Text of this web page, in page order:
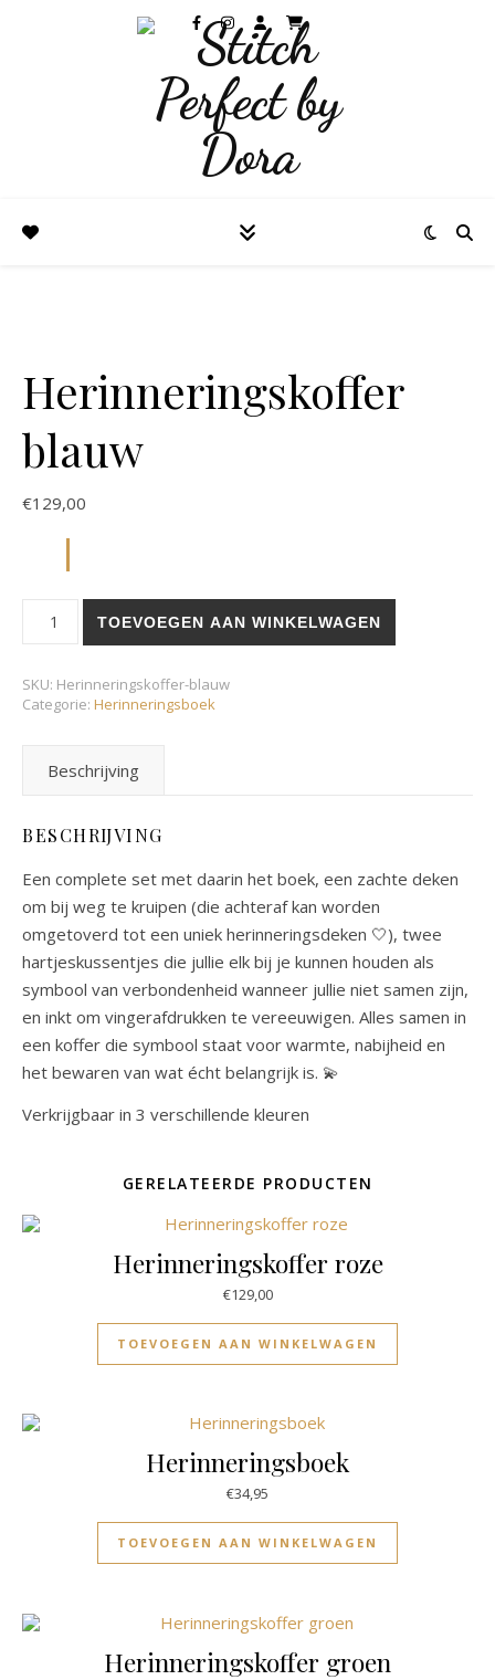
Herinneringskoffer
blauw
€129,00
TOEVOEGEN AAN WINKELWAGEN
SKU: Herinneringskoffer-blauw
Categorie: Herinneringsboek
Beschrijving
BESCHRIJVING
Een complete set met daarin het boek, een zachte deken
om bij weg te kruipen (die achteraf kan worden
omgetoverd tot een uniek herinneringsdeken 🤍), twee
hartjeskussentjes die jullie elk bij je kunnen houden als
symbool van verbondenheid wanneer jullie niet samen zijn,
en inkt om vingerafdrukken te vereeuwigen. Alles samen in
een koffer die symbool staat voor warmte, nabijheid en
het bewaren van wat écht belangrijk is. 💫
Verkrijgbaar in 3 verschillende kleuren
GERELATEERDE PRODUCTEN
Herinneringskoffer roze
€129,00
TOEVOEGEN AAN WINKELWAGEN
Herinneringsboek
€34,95
TOEVOEGEN AAN WINKELWAGEN
Herinneringskoffer groen